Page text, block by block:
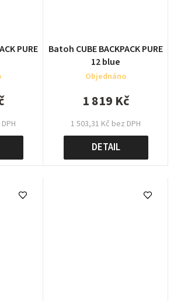
PURE
Batoh CUBE BACKPACK PURE
12 blue
Objednáno
1 503,31 Kč bez DPH
1 819 Kč
DETAIL